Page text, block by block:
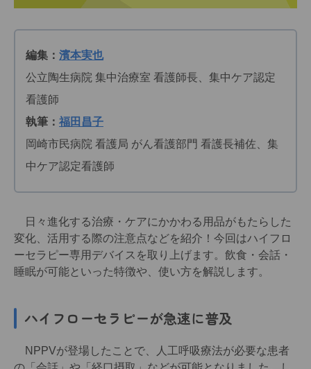
編集： 濱本実也
公立陶生病院 集中治療室 看護師長、集中ケア認定
看護師
執筆： 福田昌子
岡崎市民病院 看護局 がん看護部門 看護長補佐、集
中ケア認定看護師
日々進化する治療・ケアにかかわる用品がもたらした
変化、活用する際の注意点などを紹介！今回はハイフロ
ーセラピー専用デバイスを取り上げます。飲食・会話・
睡眠が可能といった特徴や、使い方を解説します。
ハイフローセラピーが急速に普及
NPPVが登場したことで、人工呼吸療法が必要な患者